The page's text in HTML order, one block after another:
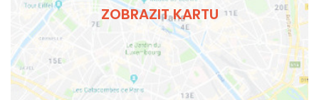
ZOBRAZIT KARTU